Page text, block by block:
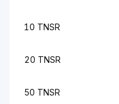
10 TNSR
20 TNSR
50 TNSR